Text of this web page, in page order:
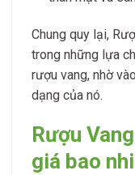
Chung quy lại,
trong những lựa
rượu vang, nhờ
dạng của nó.
Rượu
giá bao